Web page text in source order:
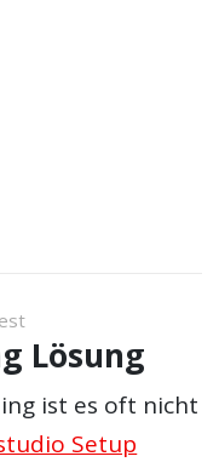
Lösung
ist es oft nicht
Setup